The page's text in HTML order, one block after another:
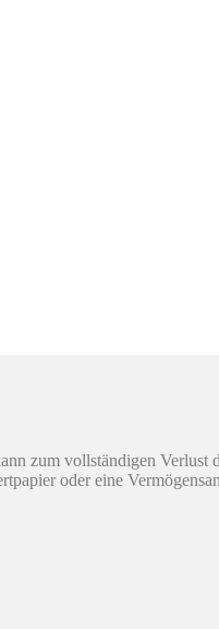
zum vollständigen Verlust
oder eine